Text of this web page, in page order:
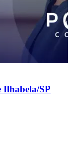
Ilhabela/SP